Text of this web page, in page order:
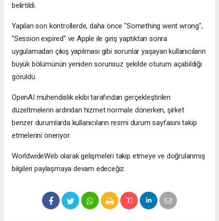
belirtildi.
Yapılan son kontrollerde, daha önce "Something went wrong",
"Session expired" ve Apple ile giriş yaptıktan sonra
uygulamadan çıkış yapılması gibi sorunlar yaşayan kullanıcıların
büyük bölümünün yeniden sorunsuz şekilde oturum açabildiği
görüldü.
OpenAI mühendislik ekibi tarafından gerçekleştirilen
düzeltmelerin ardından hizmet normale dönerken, şirket
benzer durumlarda kullanıcıların resmi durum sayfasını takip
etmelerini öneriyor.
WorldwideWeb olarak gelişmeleri takip etmeye ve doğrulanmış
bilgileri paylaşmaya devam edeceğiz.